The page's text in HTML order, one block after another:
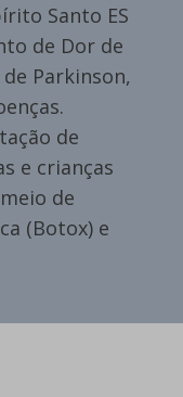
Santo ES
de Dor de
Parkinson,
de
e crianças
de
(Botox) e